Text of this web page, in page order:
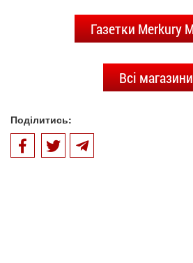
Газетки Merkury
Всі магазини
Поділитись: